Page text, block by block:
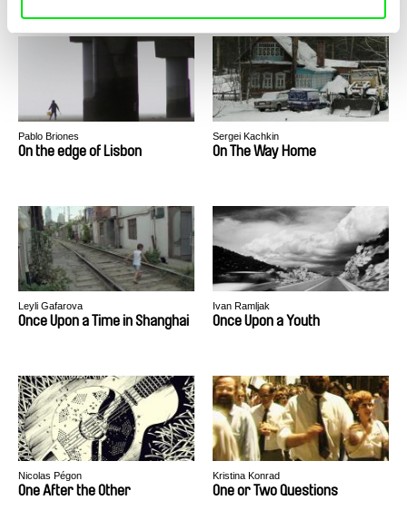
Pablo Briones
On the edge of Lisbon
Sergei Kachkin
On The Way Home
Leyli Gafarova
Once Upon a Time in Shanghai
Ivan Ramljak
Once Upon a Youth
Nicolas Pégon
One After the Other
Kristina Konrad
One or Two Questions